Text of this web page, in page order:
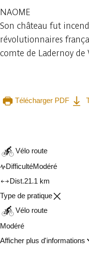
NAOME
Son château fut
révolutionnaires
comte de Ladernoy de
Télécharger PDF
Vélo route
DifficultéModéré
Dist.21.1 km
Type de pratique
Vélo route
Modéré
Afficher plus d'informations